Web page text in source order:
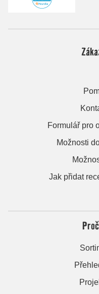
Formulář pro
Možnosti
Jak přidat